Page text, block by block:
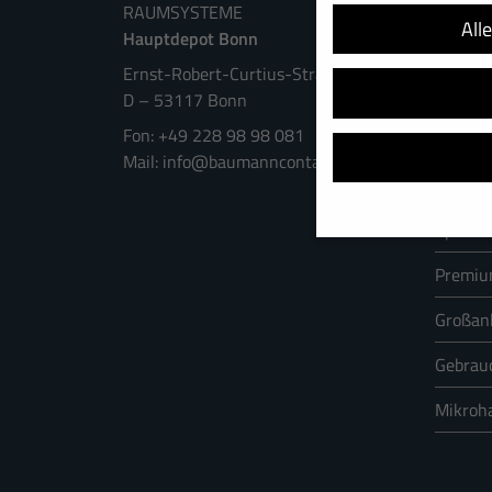
RAUMSYSTEME
Hauptdepot Bonn
Ernst-Robert-Curtius-Straße 4
D – 53117 Bonn
+49 228 98 98 081
info@baumanncontainer.de
Sanitär
See
Wir verwenden
helfen, diese Website
Adressen), z. B. für
Verwendung Ihrer
Hier finden Sie eine
sich weitere
Alle akzeptieren